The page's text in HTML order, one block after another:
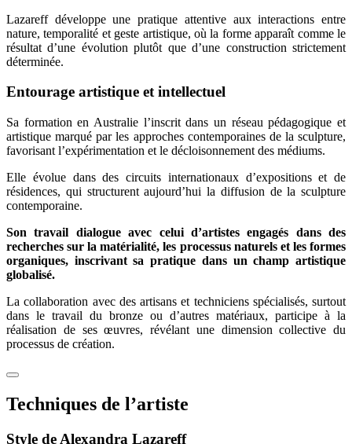
Lazareff développe une pratique attentive aux interactions entre
nature, temporalité et geste artistique, où la forme apparaît comme le
résultat d’une évolution plutôt que d’une construction strictement
déterminée.
Entourage artistique et intellectuel
Sa formation en Australie l’inscrit dans un réseau pédagogique et
artistique marqué par les approches contemporaines de la sculpture,
favorisant l’expérimentation et le décloisonnement des médiums.
Elle évolue dans des circuits internationaux d’expositions et de
résidences, qui structurent aujourd’hui la diffusion de la sculpture
contemporaine.
Son travail dialogue avec celui d’artistes engagés dans des
recherches sur la matérialité, les processus naturels et les formes
organiques, inscrivant sa pratique dans un champ artistique
globalisé.
La collaboration avec des artisans et techniciens spécialisés, surtout
dans le travail du bronze ou d’autres matériaux, participe à la
réalisation de ses œuvres, révélant une dimension collective du
processus de création.
Techniques de l’artiste
Style de Alexandra Lazareff